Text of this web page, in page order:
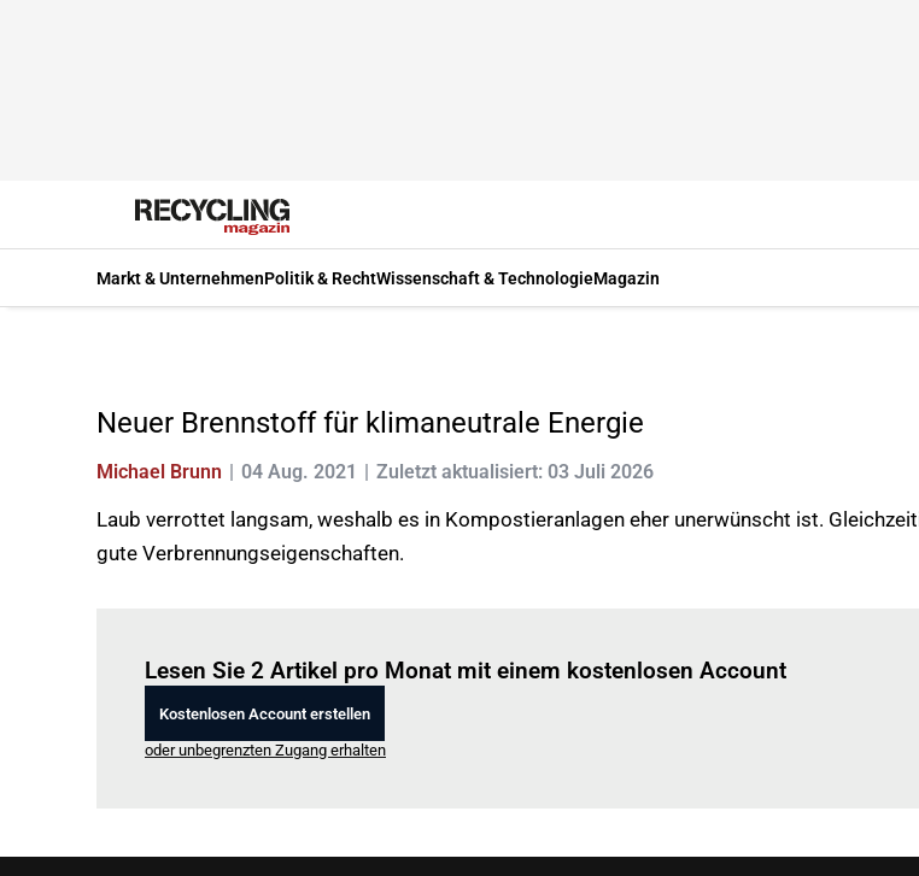
Markt & UnternehmenPolitik & RechtWissenschaft & TechnologieMagazin
Neuer Brennstoff für klimaneutrale Energie
Michael Brunn 04 Aug. 2021 Zuletzt aktualisiert: 03 Juli 2026
Laub verrottet langsam, weshalb es in Kompostieranlagen eher unerwünscht ist.
gute Verbrennungseigenschaften.
Lesen Sie 2 Artikel pro Monat mit einem kostenlosen Account
Kostenlosen Account erstellen
oder unbegrenzten Zugang erhalten